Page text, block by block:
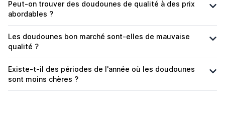
Peut-on trouver des doudounes de qualité à des prix
abordables ?
Les doudounes bon marché sont-elles de mauvaise
qualité ?
Existe-t-il des périodes de l'année où les doudounes
sont moins chères ?